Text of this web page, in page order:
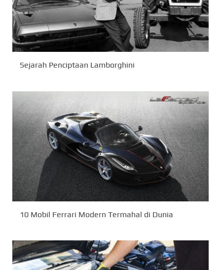
Sejarah Penciptaan Lamborghini
10 Mobil Ferrari Modern Termahal di Dunia